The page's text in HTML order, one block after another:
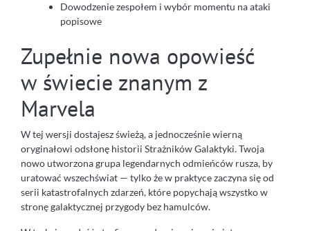
Dowodzenie zespołem i wybór momentu na ataki
popisowe
Zupełnie nowa opowieść
w świecie znanym z
Marvela
W tej wersji dostajesz świeżą, a jednocześnie wierną
oryginałowi odsłonę historii Strażników Galaktyki. Twoja
nowo utworzona grupa legendarnych odmieńców rusza, by
uratować wszechświat — tylko że w praktyce zaczyna się od
serii katastrofalnych zdarzeń, które popychają wszystko w
stronę galaktycznej przygody bez hamulców.